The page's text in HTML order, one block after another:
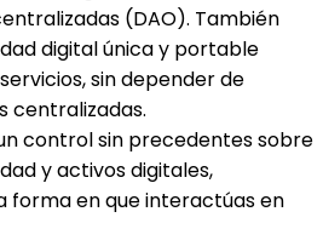
(DAO). También
digital única y portable
sin depender de
centralizadas.
control sin precedentes sobre
y activos digitales,
forma en que interactúas en